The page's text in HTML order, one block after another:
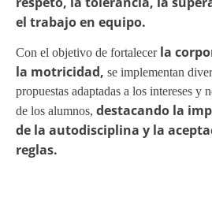
el trabajo en equipo.
la
la motricidad,
destacando la
de la autodisciplina y la
reglas.